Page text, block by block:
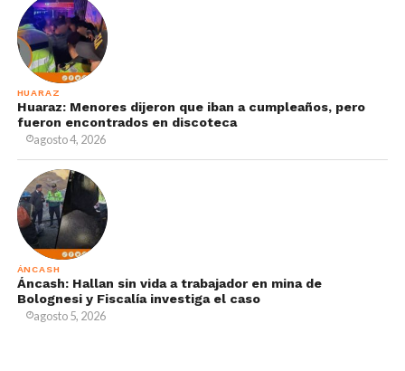
HUARAZ
Huaraz: Menores dijeron que iban a cumpleaños, pero
fueron encontrados en discoteca
agosto 4, 2026
ÁNCASH
Áncash: Hallan sin vida a trabajador en mina de
Bolognesi y Fiscalía investiga el caso
agosto 5, 2026